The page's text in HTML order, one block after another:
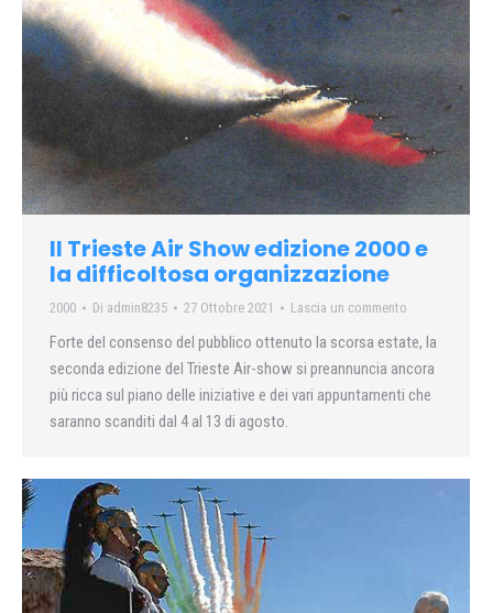
Il Trieste Air Show edizione 2000 e
la difficoltosa organizzazione
2000 Di admin8235 27 Ottobre 2021 Lascia un commento
Forte del consenso del pubblico ottenuto la scorsa estate, la
seconda edizione del Trieste Air-show si preannuncia ancora
più ricca sul piano delle iniziative e dei vari appuntamenti che
saranno scanditi dal 4 al 13 di agosto.